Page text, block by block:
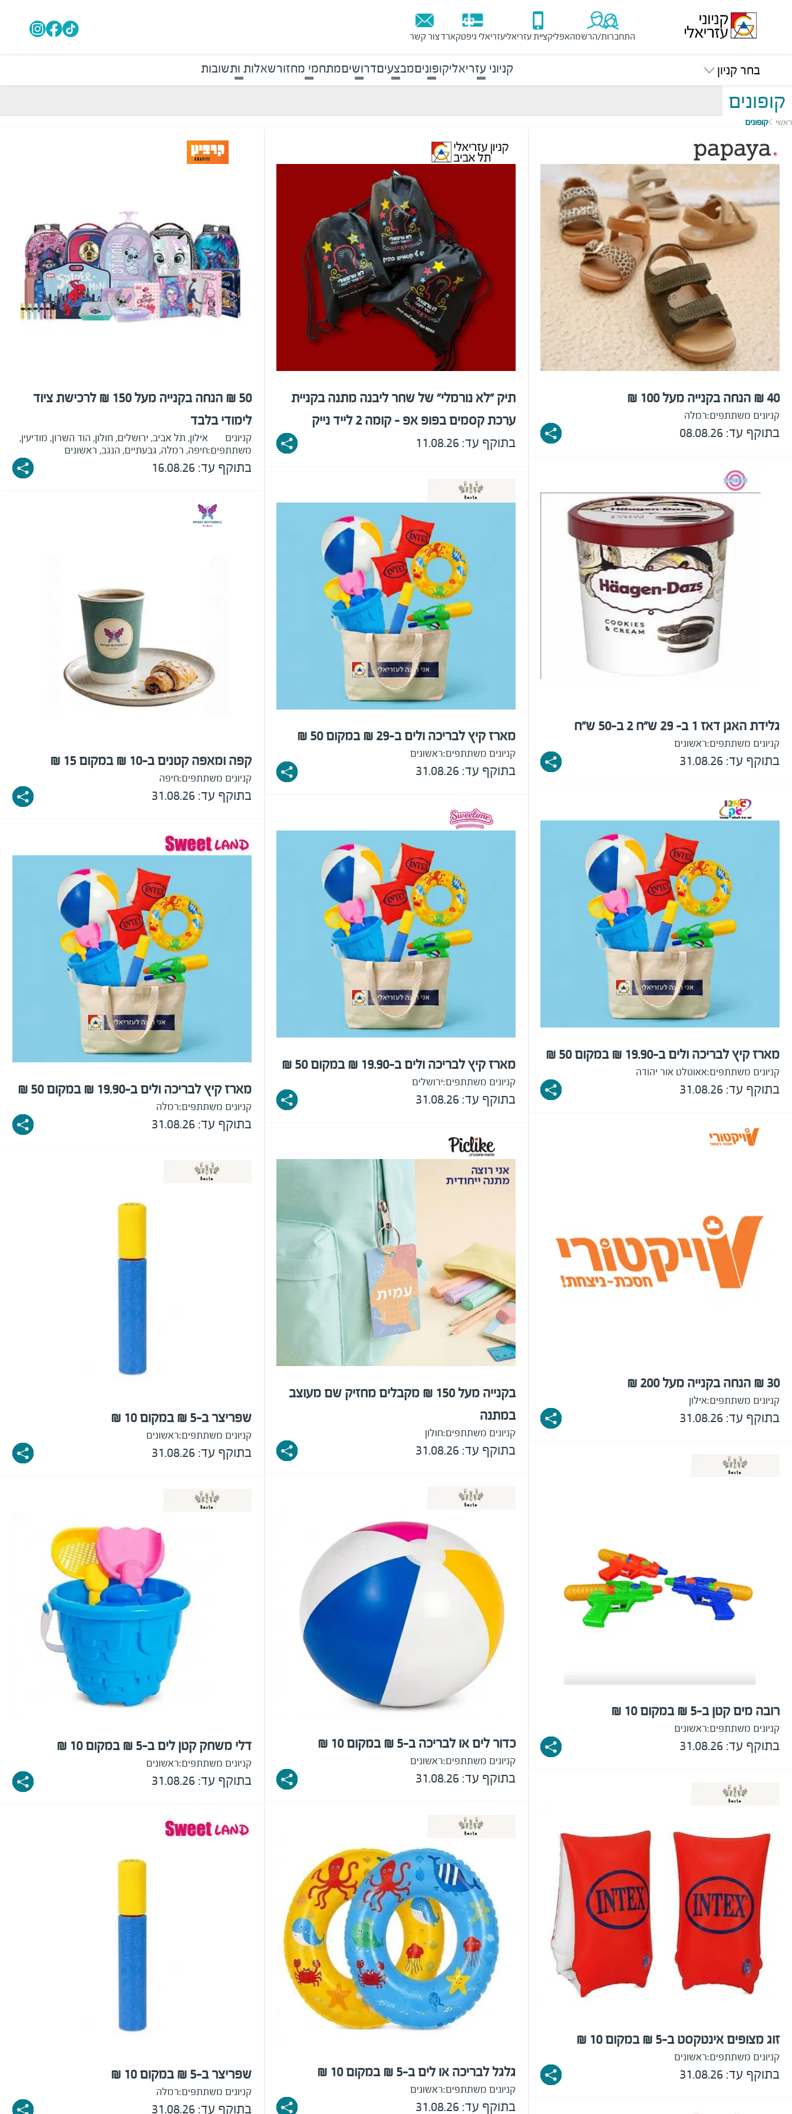
התחברות/הרשמהאפליקציית עזריאליעזריאלי גיפטקארדצור קשר
בחר קניון קניוני עזריאליקופוניםמבצעיםדרושיםמתחמי מחזורשאלות ותשובות
קופונים
ראשי קופונים
40 ₪ הנחה בקנייה מעל 100 ₪
קניונים משתתפים:רמלה
בתוקף עד: 08.08.26
גלידת האגן דאז 1 ב- 29 ש"ח 2 ב-50 ש"ח
קניונים משתתפים:ראשונים
בתוקף עד: 31.08.26
מארז קיץ לבריכה ולים ב-19.90 ₪ במקום 50 ₪
קניונים משתתפים:אאוטלט אור יהודה
בתוקף עד: 31.08.26
30 ₪ הנחה בקנייה מעל 200 ₪
קניונים משתתפים:אילון
בתוקף עד: 31.08.26
רובה מים קטן ב-5 ₪ במקום 10 ₪
קניונים משתתפים:ראשונים
בתוקף עד: 31.08.26
זוג מצופים אינטקסט ב-5 ₪ במקום 10 ₪
קניונים משתתפים:ראשונים
בתוקף עד: 31.08.26
תיק "לא נורמלי" של שחר ליבנה מתנה בקניית
ערכת קסמים בפופ אפ - קומה 2 לייד נייק
בתוקף עד: 11.08.26
מארז קיץ לבריכה ולים ב-29 ₪ במקום 50 ₪
קניונים משתתפים:ראשונים
בתוקף עד: 31.08.26
מארז קיץ לבריכה ולים ב-19.90 ₪ במקום 50 ₪
קניונים משתתפים:ירושלים
בתוקף עד: 31.08.26
בקנייה מעל 150 ₪ מקבלים מחזיק שם מעוצב
במתנה
קניונים משתתפים:חולון
בתוקף עד: 31.08.26
כדור לים או לבריכה ב-5 ₪ במקום 10 ₪
קניונים משתתפים:ראשונים
בתוקף עד: 31.08.26
גלגל לבריכה או לים ב-5 ₪ במקום 10 ₪
קניונים משתתפים:ראשונים
בתוקף עד: 31.08.26
50 ₪ הנחה בקנייה מעל 150 ₪ לרכישת ציוד
לימודי בלבד
קניונים
משתתפים:
אילון, תל אביב, ירושלים, חולון, הוד השרון, מודיעין,
חיפה, רמלה, גבעתיים, הנגב, ראשונים
בתוקף עד: 16.08.26
קפה ומאפה קטנים ב-10 ₪ במקום 15 ₪
קניונים משתתפים:חיפה
בתוקף עד: 31.08.26
מארז קיץ לבריכה ולים ב-19.90 ₪ במקום 50 ₪
קניונים משתתפים:רמלה
בתוקף עד: 31.08.26
שפריצר ב-5 ₪ במקום 10 ₪
קניונים משתתפים:ראשונים
בתוקף עד: 31.08.26
דלי משחק קטן לים ב-5 ₪ במקום 10 ₪
קניונים משתתפים:ראשונים
בתוקף עד: 31.08.26
שפריצר ב-5 ₪ במקום 10 ₪
קניונים משתתפים:רמלה
בתוקף עד: 31.08.26